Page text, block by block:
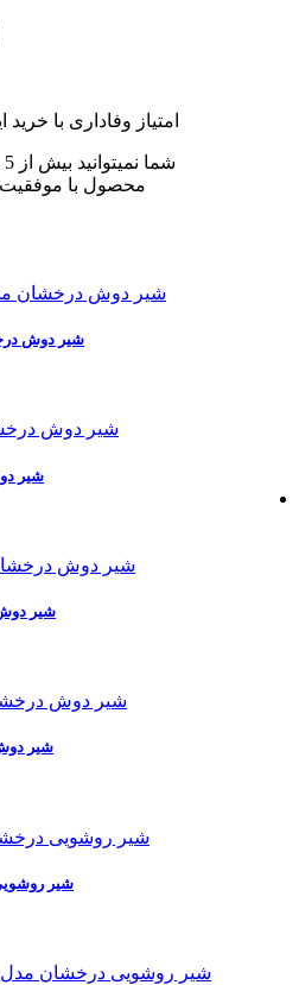
امتیاز وفاداری با
شما نمیتوانید بیش از 5 محصول را با هم مقایسه کنید
محصول با
شیر دوش
شیر
شیر
شیر
شیر